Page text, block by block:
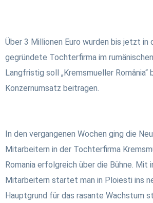
Über 3 Millionen Euro wurden bis jetzt in
gegründete Tochterfirma im
Langfristig soll „Kremsmueller România“
Konzernumsatz beitragen.
In den vergangenen Wochen ging die
Mitarbeitern in der Tochterfirma
Romania erfolgreich über die Bühne. Mit
Mitarbeitern startet man in Ploiesti ins
Hauptgrund für das rasante Wachstum